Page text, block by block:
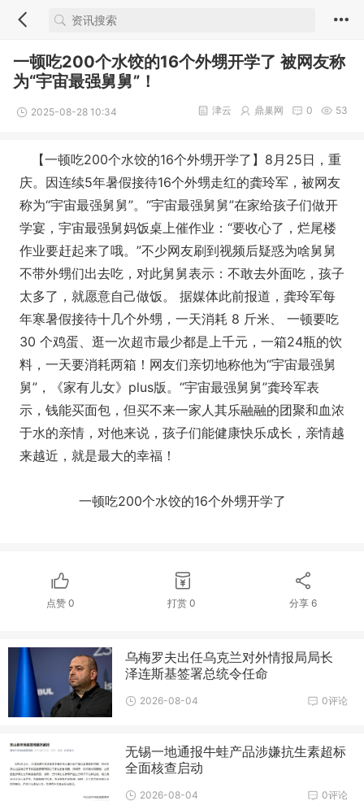
一顿吃200个水饺的16个外甥开学了 被网友称
为“宇宙最强舅舅”！
2025-08-28 10:34 53
0
鼎巢网
津云
【一顿吃200个水饺的16个外甥开学了】8月25日，重
庆。因连续5年暑假接待16个外甥走红的龚玲军，被网友
称为“宇宙最强舅舅”。“宇宙最强舅舅”在家给孩子们做开
学宴，宇宙最强舅妈饭桌上催作业：“要收心了，烂尾楼
作业要赶起来了哦。”不少网友刷到视频后疑惑为啥舅舅
不带外甥们出去吃，对此舅舅表示：不敢去外面吃，孩子
太多了，就愿意自己做饭。 据媒体此前报道，龚玲军每
年寒暑假接待十几个外甥，一天消耗 8 斤米、 一顿要吃
30 个鸡蛋、逛一次超市最少都是上千元，一箱24瓶的饮
料，一天要消耗两箱！网友们亲切地称他为“宇宙最强舅
舅”，《家有儿女》plus版。“宇宙最强舅舅”龚玲军表
示，钱能买面包，但买不来一家人其乐融融的团聚和血浓
于水的亲情，对他来说，孩子们能健康快乐成长，亲情越
来越近，就是最大的幸福！
一顿吃200个水饺的16个外甥开学了
点赞0 打赏0 分享6
乌梅罗夫出任乌克兰对外情报局局长
泽连斯基签署总统令任命
0评论
2026-08-04
无锡一地通报牛蛙产品涉嫌抗生素超标
全面核查启动
0评论
2026-08-04